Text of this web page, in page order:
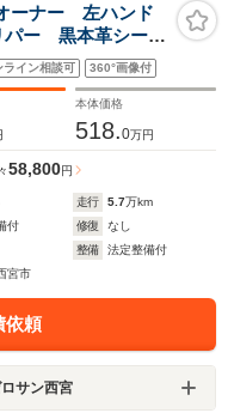
ーナー 左ハンド
ー 黒本革シー
ETC キーレ
ノンヘッド PW
ライン相談可 360°画像付
本体価格
518.0万円
58,800円
走行 5.7万km
付 修復
なし
整備
法定整備付
宮市
依頼
サン西宮